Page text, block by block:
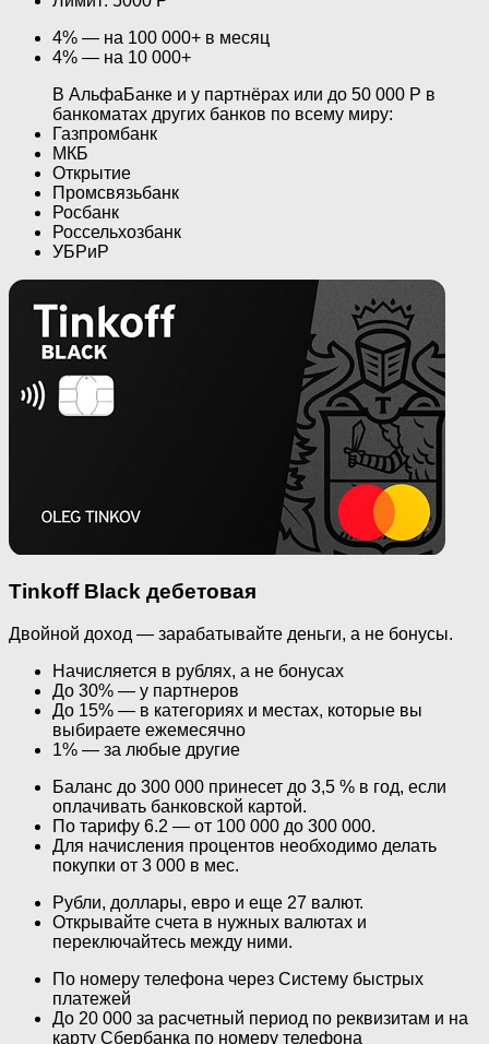
4% — на 100 000+ в месяц
4% — на 10 000+
В АльфаБанке и у партнёрах или до 50 000 Р в
банкоматах других банков по всему миру:
Газпромбанк
МКБ
Открытие
Промсвязьбанк
Росбанк
Россельхозбанк
УБРиР
Tinkoff Black дебетовая
Двойной доход — зарабатывайте деньги, а не бонусы.
Начисляется в рублях, а не бонусах
До 30% — у партнеров
До 15% — в категориях и местах, которые вы
выбираете ежемесячно
1% — за любые другие
Баланс до 300 000 принесет до 3,5 % в год, если
оплачивать банковской картой.
По тарифу 6.2 — от 100 000 до 300 000.
Для начисления процентов необходимо делать
покупки от 3 000 в мес.
Рубли, доллары, евро и еще 27 валют.
Открывайте счета в нужных валютах и
переключайтесь между ними.
По номеру телефона через Систему быстрых
платежей
До 20 000 за расчетный период по реквизитам и на
карту Сбербанка по номеру телефона